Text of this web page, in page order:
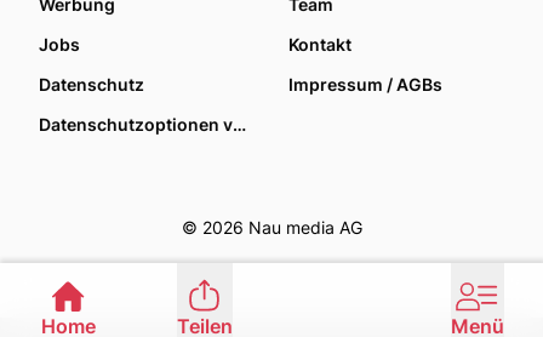
Werbung
Team
Jobs
Kontakt
Datenschutz
Impressum / AGBs
Datenschutzoptionen verwalten
© 2026 Nau media AG
Home Teilen Menü